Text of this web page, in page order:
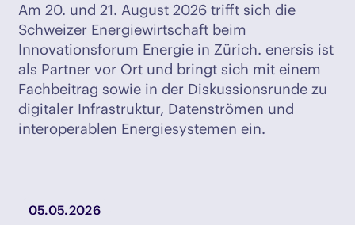
Am 20. und 21. August 2026 trifft sich die
Schweizer Energiewirtschaft beim
Innovationsforum Energie in Zürich. enersis ist
als Partner vor Ort und bringt sich mit einem
Fachbeitrag sowie in der Diskussionsrunde zu
digitaler Infrastruktur, Datenströmen und
interoperablen Energiesystemen ein.
05.05.2026